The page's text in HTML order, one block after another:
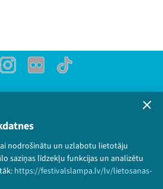
nodrošinātu un uzlabotu lietotāju
saziņas līdzekļu funkcijas un analizētu
https://festivalslampa.lv/lv/lietosanas-
Instagram
Flick TikTok
un sīkdatņu politika
LAMPA Visas tiesības